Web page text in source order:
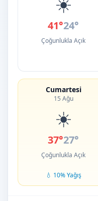
41°24°
Çoğunlukla Açık
Cumartesi
15 Ağu
☀️
37°27°
Çoğunlukla Açık
💧 10% Yağış